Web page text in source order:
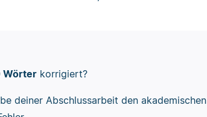
Wörterkorrigiert?
deiner Abschlussarbeit den akademischen